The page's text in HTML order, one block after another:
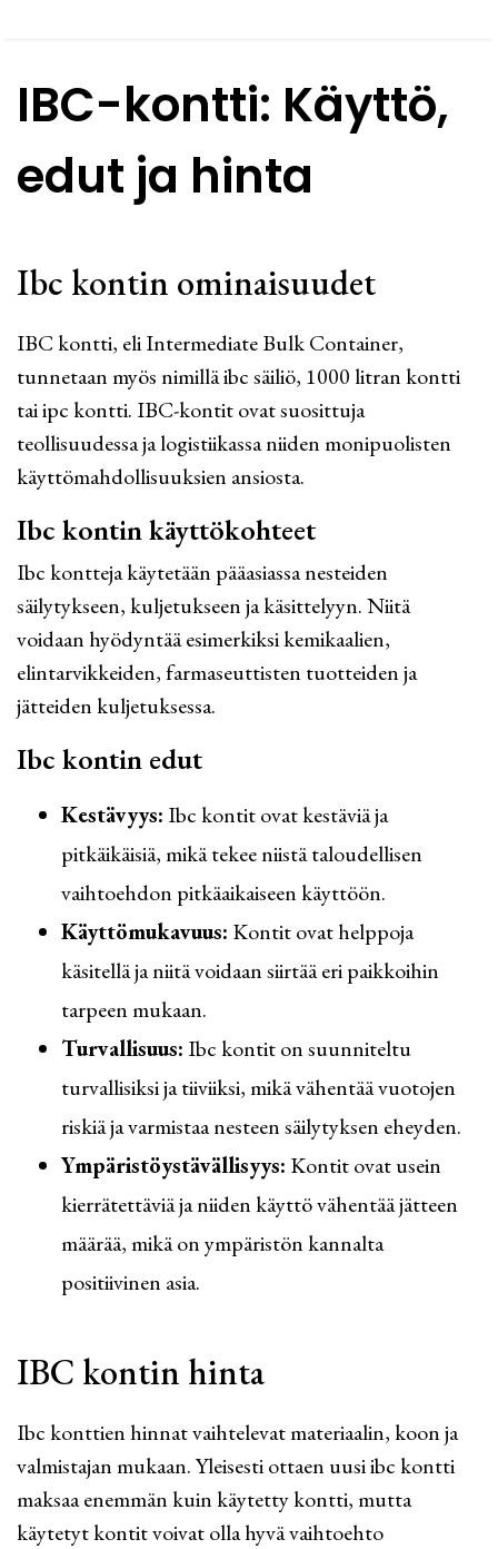
IBC-kontti: Käyttö,
edut ja hinta
Ibc kontin ominaisuudet
IBC kontti, eli Intermediate Bulk Container,
tunnetaan myös nimillä ibc säiliö, 1000 litran kontti
tai ipc kontti. IBC-kontit ovat suosittuja
teollisuudessa ja logistiikassa niiden monipuolisten
käyttömahdollisuuksien ansiosta.
Ibc kontin käyttökohteet
Ibc kontteja käytetään pääasiassa nesteiden
säilytykseen, kuljetukseen ja käsittelyyn. Niitä
voidaan hyödyntää esimerkiksi kemikaalien,
elintarvikkeiden, farmaseuttisten tuotteiden ja
jätteiden kuljetuksessa.
Ibc kontin edut
Kestävyys: Ibc kontit ovat kestäviä ja
pitkäikäisiä, mikä tekee niistä taloudellisen
vaihtoehdon pitkäaikaiseen käyttöön.
Käyttömukavuus: Kontit ovat helppoja
käsitellä ja niitä voidaan siirtää eri paikkoihin
tarpeen mukaan.
Turvallisuus: Ibc kontit on suunniteltu
turvallisiksi ja tiiviiksi, mikä vähentää vuotojen
riskiä ja varmistaa nesteen säilytyksen eheyden.
Ympäristöystävällisyys: Kontit ovat usein
kierrätettäviä ja niiden käyttö vähentää jätteen
määrää, mikä on ympäristön kannalta
positiivinen asia.
IBC kontin hinta
Ibc konttien hinnat vaihtelevat materiaalin, koon ja
valmistajan mukaan. Yleisesti ottaen uusi ibc kontti
maksaa enemmän kuin käytetty kontti, mutta
käytetyt kontit voivat olla hyvä vaihtoehto